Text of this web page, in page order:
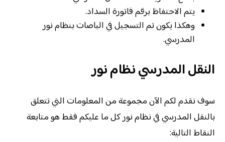
يتم الاحتفاظ برقم فاتورة السداد.
وهكذا يكون تم التسجيل في الباصات بنظام نور
المدرسي.
النقل المدرسي نظام نور
سوف نقدم لكم الآن مجموعة من المعلومات التي تتعلق
بالنقل المدرسي في نظام نور كل ما عليكم فقط هو متابعة
النقاط التالية: